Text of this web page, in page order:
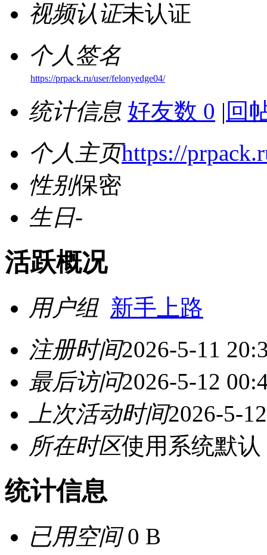
视频认证未认证
个人签名
https://prpack.ru/user/felonyedge04/
统计信息 好友数 0 | 回
个人主页https://
性别保密
生日-
活跃概况
用户组 新手上路
注册时间2026-5-11
最后访问2026-5-12
上次活动时间2026-5-
所在时区使用系统默认
统计信息
已用空间0 B